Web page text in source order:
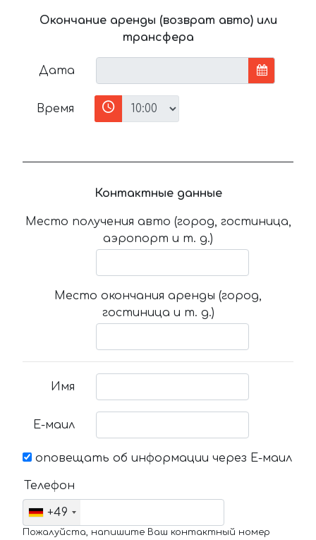
Окончание аренды (возврат авто) или
трансфера
Дата
Время
Контактные данные
Место получения авто (город, гостиница,
аэропорт и т. д.)
Место окончания аренды (город,
гостиница и т. д.)
Имя
Е-маил
оповещать об информации через Е-маил
Телефон
+49
Пожалуйста, напишите Ваш контактный номер